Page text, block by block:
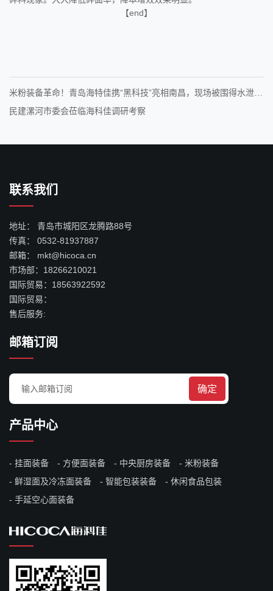
【end】
米粉装备革命！青岛海特佳携“黑科技”亮相南昌，现场被围得水泄不
通！
民建漯河市委会莅临海科佳调研考察
联系我们
地址：
青岛市城阳区龙腾路88号
传真：
0532-81937887
邮箱：
mkt@hicoca.cn
市场部： 18266210021
国际贸易： 18563922592
国际贸易：
售后服务:
邮箱订阅
确定
产品中心
挂面装备 方便面装备 中央厨房装备
米粉装备
鲜湿面及冷冻面装备
智能包装装备
休闲食品包装
手延空心面装备